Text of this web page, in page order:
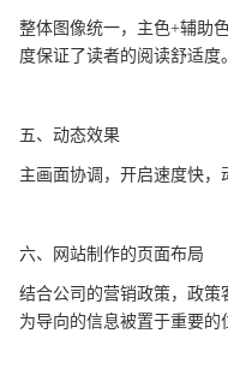
整体图像统一，主色+辅助
度保证了读者的阅读舒适度。
五、动态效果
主画面协调，开启速度快，
六、网站制作的页面布局
结合公司的营销政策，政策
为导向的信息被置于重要的